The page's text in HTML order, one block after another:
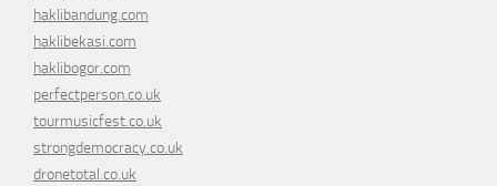
haklibandung.com
haklibekasi.com
haklibogor.com
perfectperson.co.uk
tourmusicfest.co.uk
strongdemocracy.co.uk
dronetotal.co.uk